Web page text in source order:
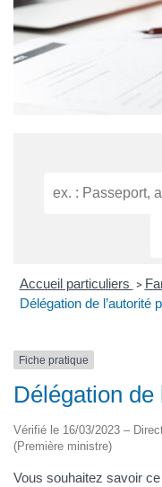
Accueil particuliers >
Délégation de l’autorité
Fiche pratique
Délégation de
Vérifié le 16/03/2023 –
(Première ministre)
Vous souhaitez savoir ce